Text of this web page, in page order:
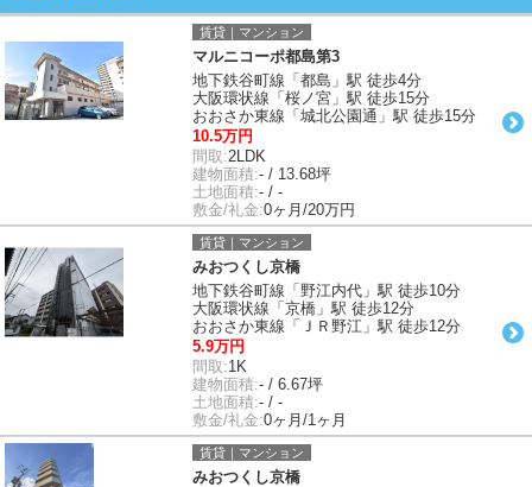
賃貸｜マンション
マルニコーポ都島第3
地下鉄谷町線「都島」駅 徒歩4分
大阪環状線「桜ノ宮」駅 徒歩15分
おおさか東線「城北公園通」駅 徒歩15分
10.5万円
間取:2LDK
建物面積:- / 13.68坪
土地面積:- / -
敷金/礼金:0ヶ月/20万円
賃貸｜マンション
みおつくし京橋
地下鉄谷町線「野江内代」駅 徒歩10分
大阪環状線「京橋」駅 徒歩12分
おおさか東線「ＪＲ野江」駅 徒歩12分
5.9万円
間取:1K
建物面積:- / 6.67坪
土地面積:- / -
敷金/礼金:0ヶ月/1ヶ月
賃貸｜マンション
みおつくし京橋